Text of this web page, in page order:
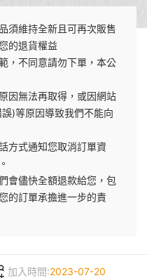
須維持全新且可再次販售
的退貨權益
，不同意請勿下單，本公
因無法再取得，或因網站
)等原因導致我們不能向
方式通知您取消訂單資
會儘快全額退款給您，包
的訂單承擔進一步的責
加入時間:2023-07-20